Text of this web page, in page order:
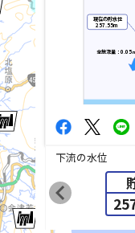
現在の貯水位
257.55m
全放流量：0.05
下流の水位
chevron_left